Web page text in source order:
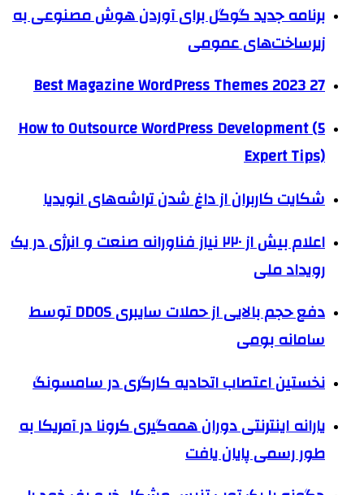
برنامه جدید گوگل برای آوردن هوش مصنوعی به
زیرساخت‌های عمومی
27 Best Magazine WordPress Themes 2023
How to Outsource WordPress Development (5
Expert Tips)
شکایت کاربران از داغ شدن تراشه‌های انویدیا
اعلام بیش از ۲۲۰ نیاز فناورانه صنعت و انرژی در یک
رویداد ملی
دفع حجم بالایی از حملات سایبری DDOS توسط
سامانه بومی
نخستین اعتصاب اتحادیه کارگری در سامسونگ
یارانه اینترنتی دوران همه‌گیری کرونا در آمریکا به
طور رسمی پایان یافت